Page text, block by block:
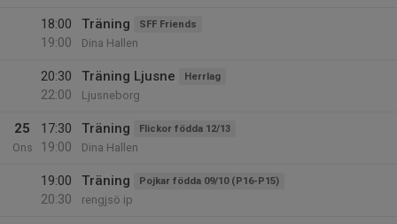
18:00
19:00
Träning SFF Friends
Dina Hallen
20:30
22:00
Träning Ljusne Herrlag
Ljusneborg
25
Ons
17:30
19:00
Träning Flickor födda 12/13
Dina Hallen
19:00
20:30
Träning Pojkar födda 09/10 (P16-P15)
rengjsö ip